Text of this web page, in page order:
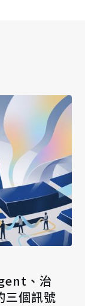
、治
三個訊號